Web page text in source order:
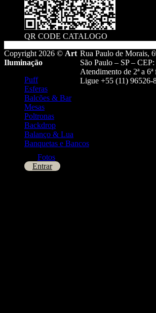
QR CODE CATALOGO
Rua Paulo de Morais,
São Paulo – SP –
Atendimento de 2ª a
Ligue +55 (11) 96526-
Copyright 2026 © Art
Iluminação
Puff
Esferas
Balcões & Bar
Mesas
Poltronas
Backdrop
Balanço & Lua
Banquetas e Bancos
Fotos
Entrar